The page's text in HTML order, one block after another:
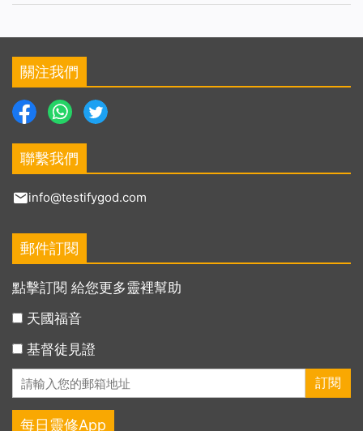
關注我們
聯繫我們
info@testifygod.com
郵件訂閱
點擊訂閱 給您更多靈裡幫助
天國福音
基督徒見證
每日靈修App